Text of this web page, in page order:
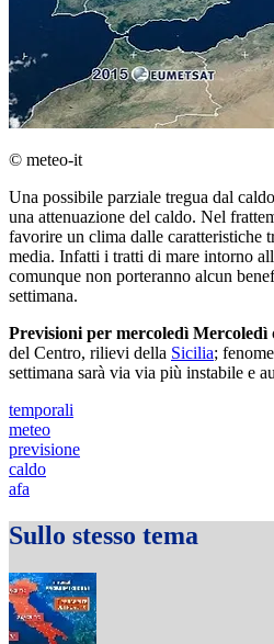
© meteo-it
Una possibile parziale tregua dal
una attenuazione del caldo. Nel
favorire un clima dalle caratteristiche
media. Infatti i tratti di mare intorno
comunque non porteranno alcun
settimana.
Previsioni per mercoledì Mercoledì
del Centro, rilievi della Sicilia;
settimana sarà via via più instabile e
temporali
meteo
previsione
caldo
afa
Sullo stesso tema